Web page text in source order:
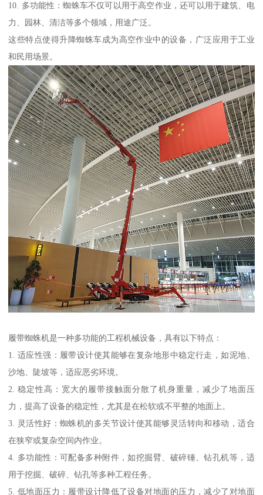
10. 多功能性：蜘蛛车不仅可以用于高空作业，还可以用于建筑、电
力、园林、清洁等多个领域，用途广泛。
这些特点使得升降蜘蛛车成为高空作业中的设备，广泛应用于工业
和民用场景。
履带蜘蛛机是一种多功能的工程机械设备，具有以下特点：
1. 适应性强：履带设计使其能够在复杂地形中稳定行走，如泥地、
沙地、陡坡等，适应恶劣环境。
2. 稳定性高：宽大的履带接触面分散了机身重量，减少了地面压
力，提高了设备的稳定性，尤其是在松软或不平整的地面上。
3. 灵活性好：蜘蛛机的多关节设计使其能够灵活转向和移动，适合
在狭窄或复杂空间内作业。
4. 多功能性：可配备多种附件，如挖掘臂、破碎锤、钻孔机等，适
用于挖掘、破碎、钻孔等多种工程任务。
5. 低地面压力：履带设计降低了设备对地面的压力，减少了对地面